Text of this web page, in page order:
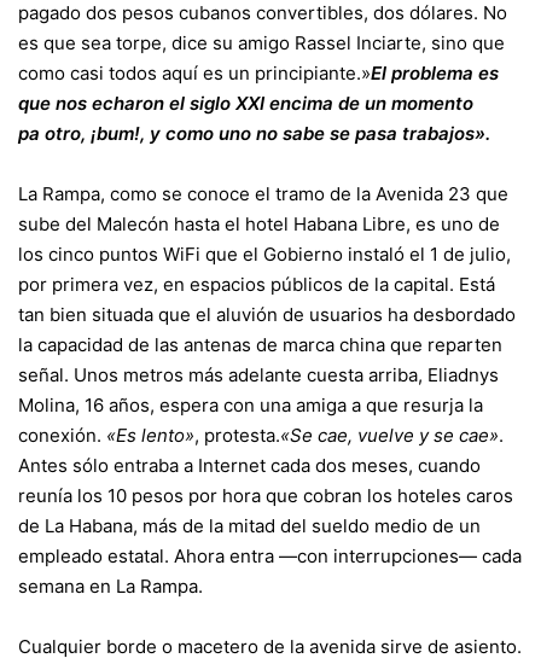
pagado dos pesos cubanos convertibles, dos dólares. No
es que sea torpe, dice su amigo Rassel Inciarte, sino que
como casi todos aquí es un principiante.»El problema es
que nos echaron el siglo XXI encima de un momento
pa otro, ¡bum!, y como uno no sabe se pasa trabajos».
La Rampa, como se conoce el tramo de la Avenida 23 que
sube del Malecón hasta el hotel Habana Libre, es uno de
los cinco puntos WiFi que el Gobierno instaló el 1 de julio,
por primera vez, en espacios públicos de la capital. Está
tan bien situada que el aluvión de usuarios ha desbordado
la capacidad de las antenas de marca china que reparten
señal. Unos metros más adelante cuesta arriba, Eliadnys
Molina, 16 años, espera con una amiga a que resurja la
conexión. «Es lento», protesta.«Se cae, vuelve y se cae».
Antes sólo entraba a Internet cada dos meses, cuando
reunía los 10 pesos por hora que cobran los hoteles caros
de La Habana, más de la mitad del sueldo medio de un
empleado estatal. Ahora entra —con interrupciones— cada
semana en La Rampa.
Cualquier borde o macetero de la avenida sirve de asiento.